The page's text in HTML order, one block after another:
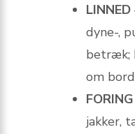
LINNED
dyne-,
betræk;
om
FORING
jakker,